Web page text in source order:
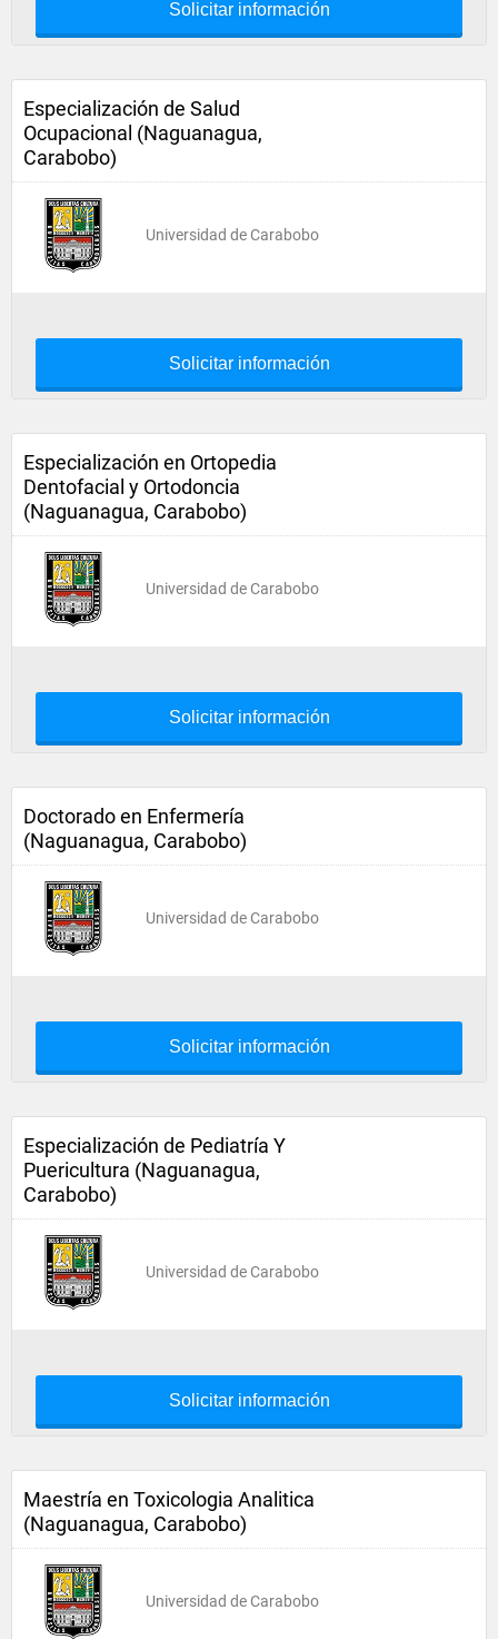
Solicitar información
Especialización de Salud
Ocupacional (Naguanagua,
Carabobo)
Universidad de Carabobo
Solicitar información
Especialización en Ortopedia
Dentofacial y Ortodoncia
(Naguanagua, Carabobo)
Universidad de Carabobo
Solicitar información
Doctorado en Enfermería
(Naguanagua, Carabobo)
Universidad de Carabobo
Solicitar información
Especialización de Pediatría Y
Puericultura (Naguanagua,
Carabobo)
Universidad de Carabobo
Solicitar información
Maestría en Toxicologia Analitica
(Naguanagua, Carabobo)
Universidad de Carabobo